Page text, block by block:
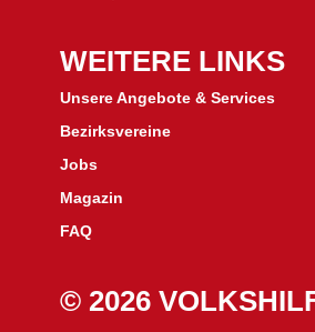
WEITERE LINKS
Unsere Angebote & Services
Bezirksvereine
Jobs
Magazin
FAQ
© 2026